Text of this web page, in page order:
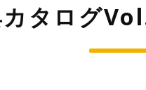
タログ